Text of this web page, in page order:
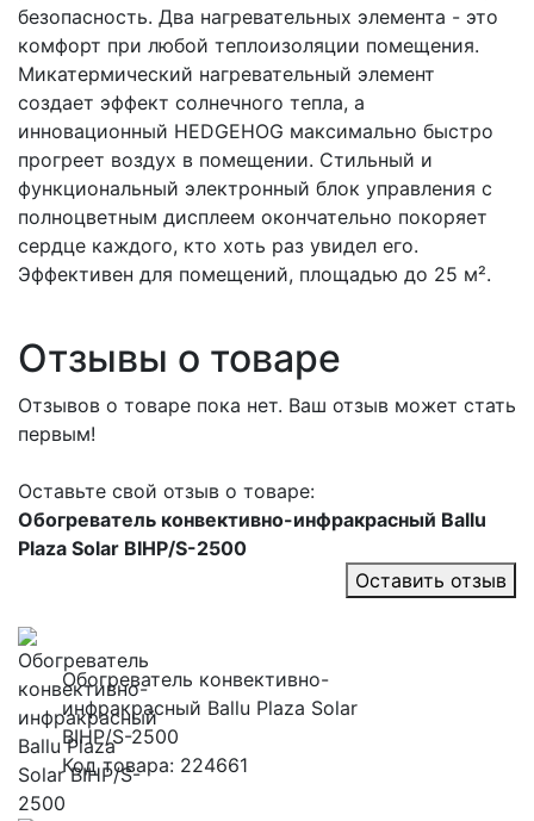
безопасность. Два нагревательных элемента - это
комфорт при любой теплоизоляции помещения.
Микатермический нагревательный элемент
создает эффект солнечного тепла, а
инновационный HEDGEHOG максимально быстро
прогреет воздух в помещении. Стильный и
функциональный электронный блок управления с
полноцветным дисплеем окончательно покоряет
сердце каждого, кто хоть раз увидел его.
Эффективен для помещений, площадью до 25 м².
Отзывы о товаре
Отзывов о товаре пока нет. Ваш отзыв может стать
первым!
Оставьте свой отзыв о товаре:
Обогреватель конвективно-инфракрасный Ballu
Plaza Solar BIHP/S-2500
Оставить отзыв
Обогреватель конвективно-
инфракрасный Ballu Plaza Solar
BIHP/S-2500
Код товара: 224661